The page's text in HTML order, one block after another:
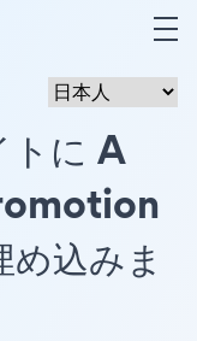
トに A
込みま